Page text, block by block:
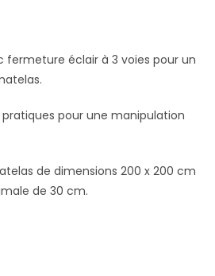
éclair à 3 voies pour un
pour une manipulation
de dimensions 200 x 200 cm
de 30 cm.